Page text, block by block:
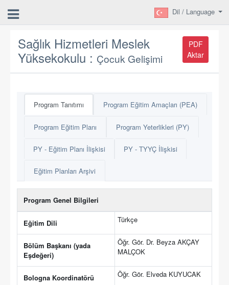
Dil / Language
Sağlık Hizmetleri Meslek
Yüksekokulu : Çocuk Gelişimi
PDF
Aktar
Program Tanıtımı Program Eğitim Amaçları (PEA)
Program Eğitim Planı Program Yeterlikleri (PY)
PY - Eğitim Planı İlişkisi PY - TYYÇ İlişkisi
Eğitim Planları Arşivi
Program Genel Bilgileri
Eğitim Dili Türkçe
Bölüm Başkanı (yada
Eşdeğeri)
Öğr. Gör. Dr. Beyza AKÇAY
MALÇOK
Bologna Koordinatörü Öğr. Gör. Elveda KUYUCAK